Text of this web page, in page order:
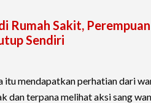
Rumah Sakit,
Sendiri
itu mendapatkan perhatian dari
dan terpana melihat aksi sang